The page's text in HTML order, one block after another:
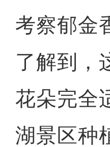
考察郁金
了解到，
花朵完全
湖景区种